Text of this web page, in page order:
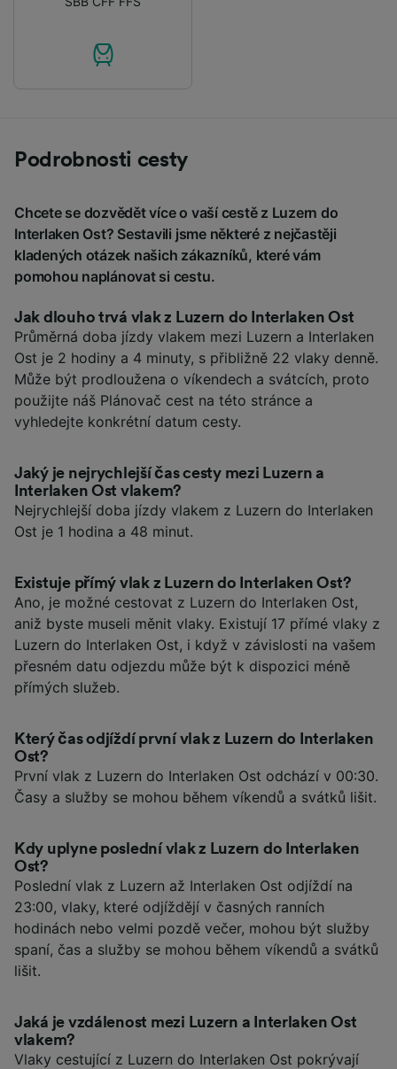
Podrobnosti cesty
Chcete se dozvědět více o vaší cestě z Luzern do
Interlaken Ost? Sestavili jsme některé z nejčastěji
kladených otázek našich zákazníků, které vám
pomohou naplánovat si cestu.
Jak dlouho trvá vlak z Luzern do Interlaken Ost
Průměrná doba jízdy vlakem mezi Luzern a Interlaken
Ost je 2 hodiny a 4 minuty, s přibližně 22 vlaky denně.
Může být prodloužena o víkendech a svátcích, proto
použijte náš Plánovač cest na této stránce a
vyhledejte konkrétní datum cesty.
Jaký je nejrychlejší čas cesty mezi Luzern a
Interlaken Ost vlakem?
Nejrychlejší doba jízdy vlakem z Luzern do Interlaken
Ost je 1 hodina a 48 minut.
Existuje přímý vlak z Luzern do Interlaken Ost?
Ano, je možné cestovat z Luzern do Interlaken Ost,
aniž byste museli měnit vlaky. Existují 17 přímé vlaky z
Luzern do Interlaken Ost, i když v závislosti na vašem
přesném datu odjezdu může být k dispozici méně
přímých služeb.
Který čas odjíždí první vlak z Luzern do Interlaken
Ost?
První vlak z Luzern do Interlaken Ost odchází v 00:30.
Časy a služby se mohou během víkendů a svátků lišit.
Kdy uplyne poslední vlak z Luzern do Interlaken
Ost?
Poslední vlak z Luzern až Interlaken Ost odjíždí na
23:00, vlaky, které odjíždějí v časných ranních
hodinách nebo velmi pozdě večer, mohou být služby
spaní, čas a služby se mohou během víkendů a svátků
lišit.
Jaká je vzdálenost mezi Luzern a Interlaken Ost
vlakem?
Vlaky cestující z Luzern do Interlaken Ost pokrývají